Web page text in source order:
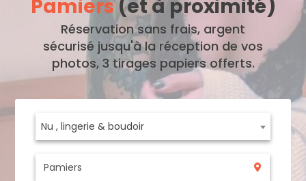
Pamiers(et à proximité)
Réservation sans frais, argent
sécurisé jusqu'à la réception de vos
photos, 3 tirages papiers offerts.
Nu , lingerie & boudoir